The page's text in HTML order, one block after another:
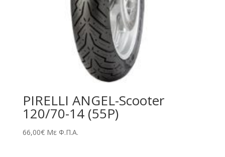
PIRELLI ANGEL-Scooter
120/70-14 (55P)
66,00€ Με Φ.Π.Α.